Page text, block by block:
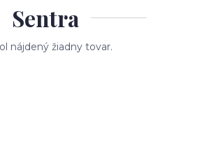
Sentra
nájdený žiadny tovar.